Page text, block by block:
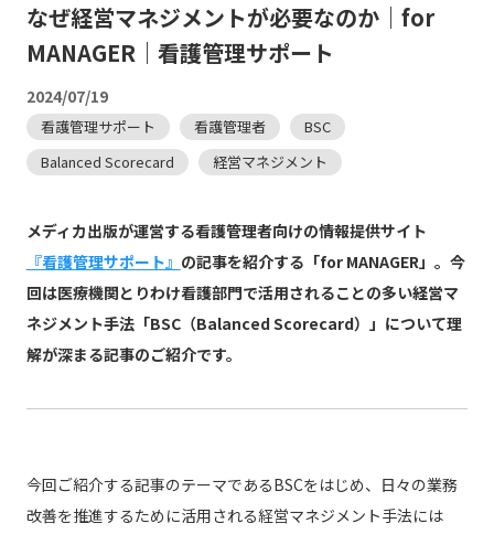
なぜ経営マネジメントが必要なのか｜for
MANAGER｜看護管理サポート
2024/07/19
看護管理サポート 看護管理者
BSC
Balanced Scorecard
経営マネジメント
メディカ出版が運営する看護管理者向けの情報提供サイト
『看護管理サポート』 の記事を紹介する「for MANAGER」。今
回は医療機関とりわけ看護部門で活用されることの多い経営マ
ネジメント手法「BSC（Balanced Scorecard）」について理
解が深まる記事のご紹介です。
今回ご紹介する記事のテーマであるBSCをはじめ、日々の業務
改善を推進するために活用される経営マネジメント手法には